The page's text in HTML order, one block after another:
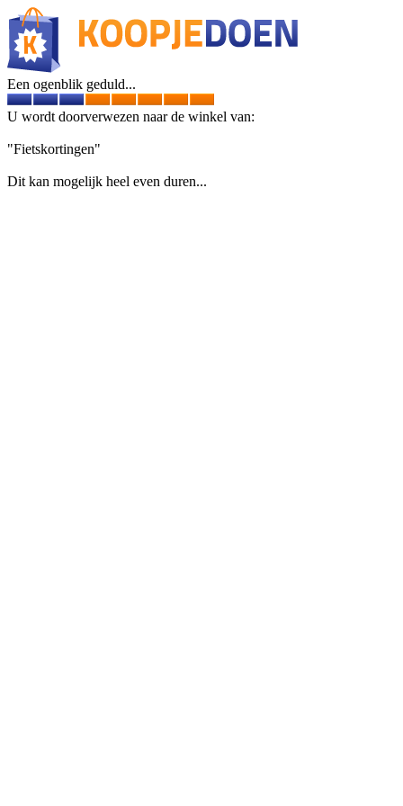
Een ogenblik geduld...
U wordt doorverwezen naar de winkel van:
"Fietskortingen"
Dit kan mogelijk heel even duren...